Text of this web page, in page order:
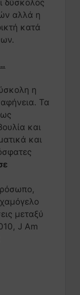
δύσκολος
αλλά η
κατά
η
Τα
και
και
μεταξύ
J Am